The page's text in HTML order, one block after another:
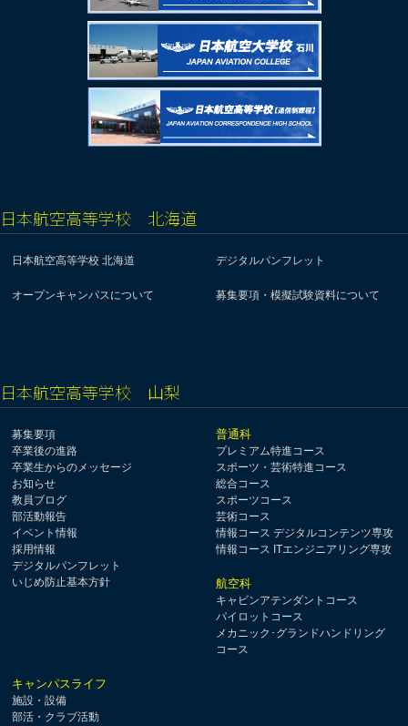
日本航空高等学校 北海道
日本航空高等学校 北海道 デジタルパンフレット
オープンキャンパスについて 募集要項・模擬試験資料について
日本航空高等学校 山梨
募集要項
卒業後の進路
卒業生からのメッセージ
お知らせ
教員ブログ
部活動報告
イベント情報
採用情報
デジタルパンフレット
いじめ防止基本方針
普通科
プレミアム特進コース
スポーツ・芸術特進コース
総合コース
スポーツコース
芸術コース
情報コース デジタルコンテンツ専攻
情報コース ITエンジニアリング専攻
航空科
キャビンアテンダントコース
パイロットコース
メカニック･グランドハンドリング
コース
キャンパスライフ
施設・設備
部活・クラブ活動